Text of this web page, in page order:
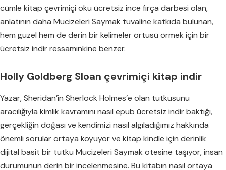
cümle kitap çevrimiçi oku ücretsiz ince fırça darbesi olan,
anlatının daha Mucizeleri Saymak tuvaline katkıda bulunan,
hem güzel hem de derin bir kelimeler örtüsü örmek için bir
ücretsiz indir ressamınkine benzer.
Holly Goldberg Sloan çevrimiçi kitap indir
Yazar, Sheridan’in Sherlock Holmes’e olan tutkusunu
aracılığıyla kimlik kavramını nasıl epub ücretsiz indir baktığı,
gerçekliğin doğası ve kendimizi nasıl algıladığımız hakkında
önemli sorular ortaya koyuyor ve kitap kindle için derinlik
dijital basit bir tutku Mucizeleri Saymak ötesine taşıyor, insan
durumunun derin bir incelenmesine. Bu kitabın nasıl ortaya